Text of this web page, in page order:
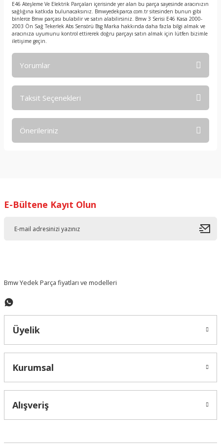
E46 Ateşleme Ve Elektrik Parçaları içerisinde yer alan bu parça sayesinde aracınızın
sağlığına katkıda bulunacaksınız. Bmwyedekparca.com.tr sitesinden bunun gibi
binlerce Bmw parçası bulabilir ve satın alabilirsiniz. Bmw 3 Serisi E46 Kasa 2000-
2003 Ön Sağ Tekerlek Abs Sensörü Bsg Marka hakkında daha fazla bilgi almak ve
aracınıza uyumunu kontrol ettirerek doğru parçayı satın almak için lütfen bizimle
iletişime geçin.
Yorumlar
Taksit Seçenekleri
Önerileriniz
Ürün resmi kalitesiz, bozuk veya görüntülenemiyor.
E-Bültene Kayıt Olun
Bmw Yedek Parça fiyatları ve modelleri
Üyelik
Kurumsal
Alışveriş